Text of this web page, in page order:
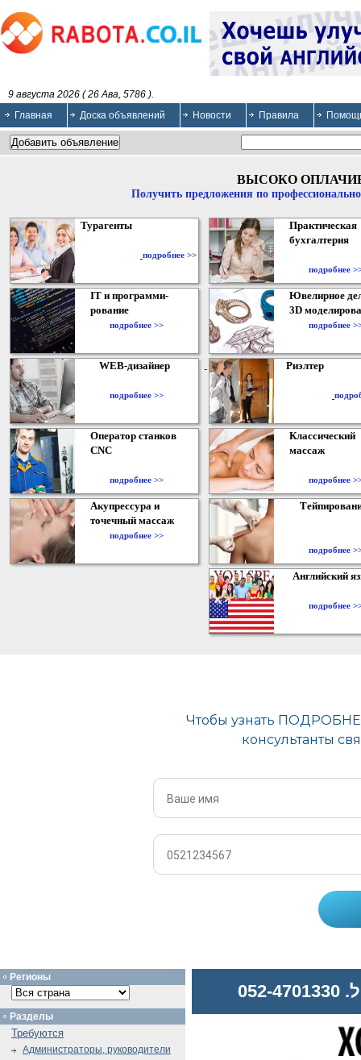
9 августа 2026 ( 26 Ава, 5786 ).
Главная
Доска объявлений Новости Правила
ВЫСОКО
Получить предложения по
Турагенты
подробнее >>
Практическая
бухгалтерия
подробнее
IT и программи-
рование
подробнее >>
Ювелирное
3D
подробнее
WEB-дизайнер
подробнее >>
Риэлтер
Оператор станков
CNC
подробнее >>
Классический
массаж
подробнее
Акупрессура и
точечный массаж
подробнее >>
подробнее
Английский
подробнее
Регионы
Разделы
Требуются
Администраторы, руководители